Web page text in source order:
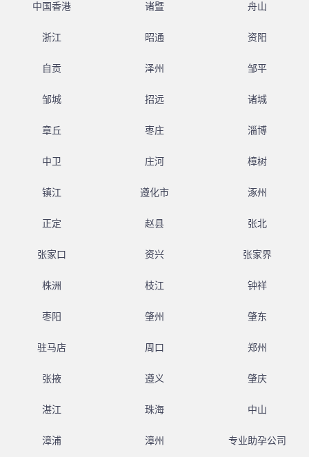
中国香港 诸暨 舟山
浙江 昭通 资阳
自贡 泽州 邹平
邹城 招远 诸城
章丘 枣庄 淄博
中卫 庄河 樟树
镇江 遵化市 涿州
正定 赵县 张北
张家口 资兴 张家界
株洲 枝江 钟祥
枣阳 肇州 肇东
驻马店 周口 郑州
张掖 遵义 肇庆
湛江 珠海 中山
漳浦 漳州 专业助孕公司